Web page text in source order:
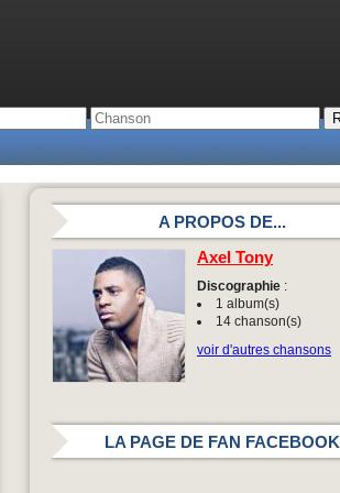
A PROPOS DE...
Axel Tony
Discographie :
1 album(s)
14 chanson(s)
voir d'autres chansons
LA PAGE DE FAN FACEBOOK